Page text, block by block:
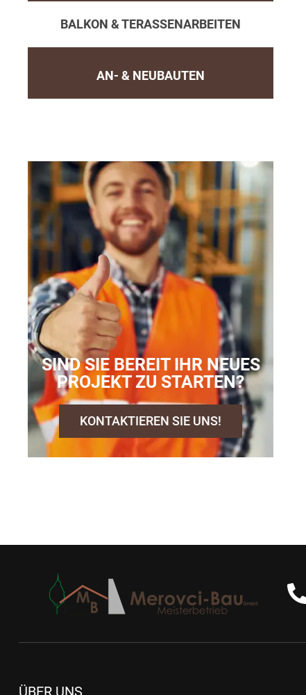
BALKON & TERASSENARBEITEN
AN- & NEUBAUTEN
SIND SIE BEREIT IHR NEUES
PROJEKT ZU STARTEN?
KONTAKTIEREN SIE UNS!
ÜBER UNS